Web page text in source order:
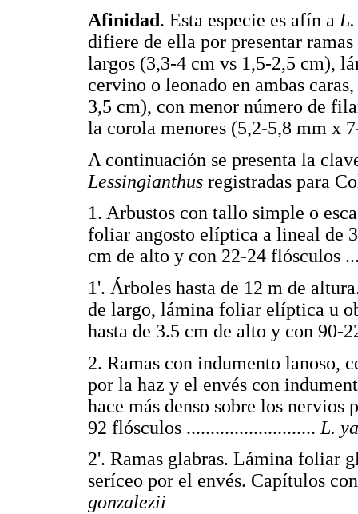
Afinidad. Esta especie es afín a
difiere de ella por presentar
largos (3,3-4 cm vs 1,5-2,5 cm),
cervino o leonado en ambas
3,5 cm), con menor número de
la corola menores (5,2-5,8 mm x
A continuación se presenta la
Lessingianthus registradas para
1. Arbustos con tallo simple o
foliar angosto elíptica a lineal de
cm de alto y con 22-24 flósculos
1'. Árboles hasta de 12 m de
de largo, lámina foliar elíptica u
hasta de 3.5 cm de alto y con 90-
2. Ramas con indumento lanoso,
por la haz y el envés con
hace más denso sobre los
92 flósculos ........................... L.
2'. Ramas glabras. Lámina foliar
seríceo por el envés. Capítulos
gonzalezii